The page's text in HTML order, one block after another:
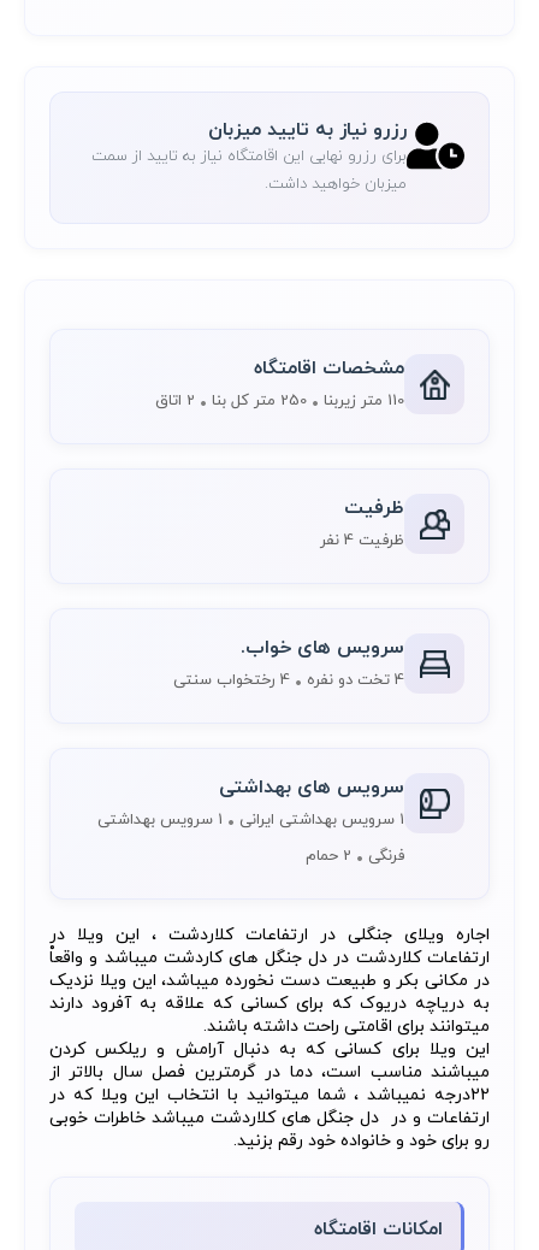
رزرو نیاز به تایید میزبان
برای رزرو نهایی این اقامتگاه نیاز به تایید از سمت
میزبان خواهید داشت.
مشخصات اقامتگاه
110 متر زیربنا 250 متر کل بنا 2 اتاق
ظرفیت
ظرفیت 4 نفر
سرویس های خواب.
4 تخت دو نفره 4 رختخواب سنتی
سرویس های بهداشتی
1 سرویس بهداشتی ایرانی
1 سرویس بهداشتی
فرنگی
2 حمام
اجاره ویلای جنگلی در ارتفاعات کلاردشت ، این ویلا در
ارتفاعات کلاردشت در دل جنگل های کاردشت میباشد و واقعاْ
در مکانی بکر و طبیعت دست نخورده میباشد، این ویلا نزدیک
به دریاچه دریوک که برای کسانی که علاقه به آفرود دارند
میتوانند برای اقامتی راحت داشته باشند.
این ویلا برای کسانی که به دنبال آرامش و ریلکس کردن
میباشند مناسب است، دما در گرمترین فصل سال بالاتر از
22درجه نمیباشد ، شما میتوانید با انتخاب این ویلا که در
ارتفاعات و در دل جنگل های کلاردشت میباشد خاطرات خوبی
رو برای خود و خانواده خود رقم بزنید.
امکانات اقامتگاه